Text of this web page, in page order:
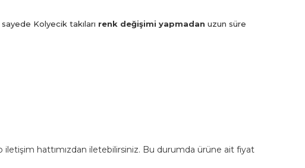
Kolyecik takıları renk değişimi yapmadan uzun süre
iletişim hattımızdan iletebilirsiniz. Bu durumda ürüne ait fiyat